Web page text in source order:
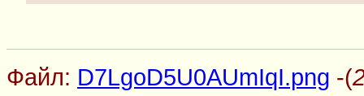
Файл: D7LgoD5U0AUmIqI.png -(